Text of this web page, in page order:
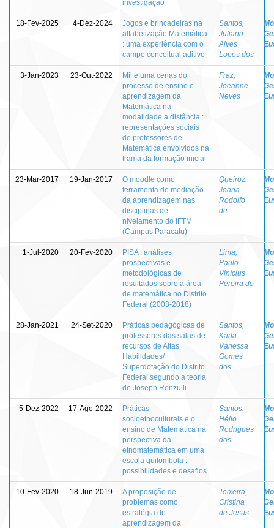
investigação
18-Fev-2025 4-Dez-2024
Jogos e brincadeiras na
alfabetização Matemática
: uma experiência com o
campo conceitual aditivo
Santos,
Juliana
Alves
Lopes dos
3-Jan-2023 23-Out-2022
Mil e uma cenas do
processo de ensino e
aprendizagem da
Matemática na
modalidade a distância :
representações sociais
de professores de
Matemática envolvidos na
trama da formação inicial
Fraz,
Joeanne
Neves
23-Mar-2017 19-Jan-2017
O moodle como
ferramenta de mediação
da aprendizagem nas
disciplinas de
nivelamento do IFTM
(Campus Paracatu)
Queiroz,
Joana
Rodolfo
de
1-Jul-2020 20-Fev-2020
PISA : análises
prospectivas e
metodológicas de
resultados sobre a área
de matemática no Distrito
Federal (2003-2018)
Lima,
Paulo
Vinícius
Pereira de
28-Jan-2021 24-Set-2020
Práticas pedagógicas de
professores das salas de
recursos de Altas
Habilidades/
Superdotação do Distrito
Federal segundo a teoria
de Joseph Renzulli
Santos,
Karla
Vanessa
Gomes
dos
5-Dez-2022 17-Ago-2022
Práticas
socioetnoculturais e o
ensino de Matemática na
perspectiva da
etnomatemática em uma
escola quilombola :
possibilidades e desafios
Santos,
Hélio
Rodrigues
dos
10-Fev-2020 18-Jun-2019
A proposição de
problemas como
estratégia de
aprendizagem da
Teixeira,
Cristina
de Jesus